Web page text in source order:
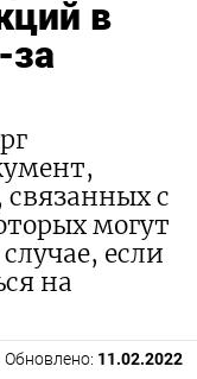
в
за
с
могут
если
на
Обновлено: 11.02.2022